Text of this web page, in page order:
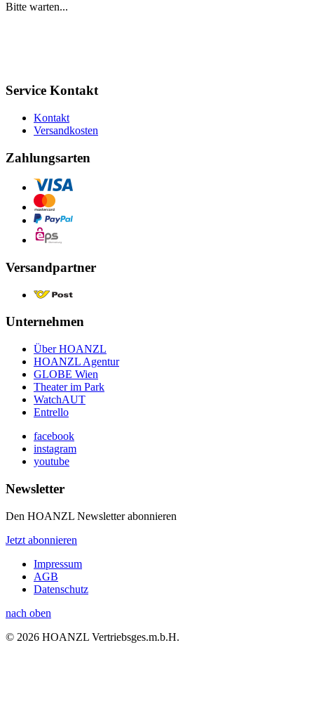
Bitte warten...
Service Kontakt
Kontakt
Versandkosten
Zahlungsarten
Versandpartner
Unternehmen
Über HOANZL
HOANZL Agentur
GLOBE Wien
Theater im Park
WatchAUT
Entrello
facebook
instagram
youtube
Newsletter
Den HOANZL Newsletter abonnieren
Jetzt abonnieren
Impressum
AGB
Datenschutz
nach oben
© 2026 HOANZL Vertriebsges.m.b.H.